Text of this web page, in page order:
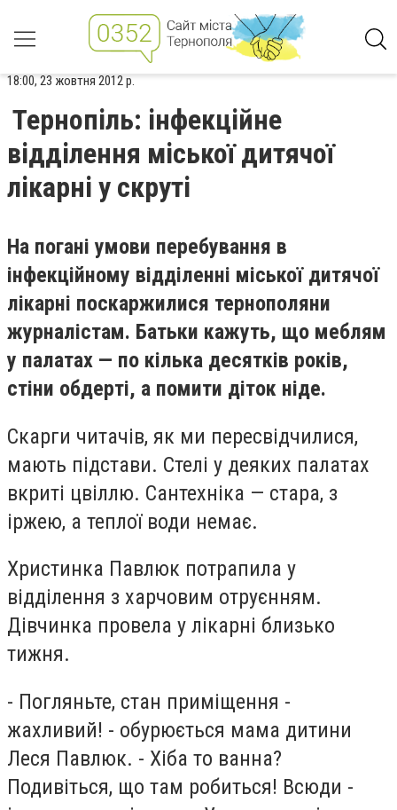
18:00, 23 жовтня 2012 р.
Тернопіль: інфекційне
відділення міської дитячої
лікарні у скруті
На погані умови перебування в
інфекційному відділенні міської дитячої
лікарні поскаржилися тернополяни
журналістам. Батьки кажуть, що меблям
у палатах — по кілька десятків років,
стіни обдерті, а помити діток ніде.
Скарги читачів, як ми пересвідчилися,
мають підстави. Стелі у деяких палатах
вкриті цвіллю. Сантехніка — стара, з
іржею, а теплої води немає.
Христинка Павлюк потрапила у
відділення з харчовим отруєнням.
Дівчинка провела у лікарні близько
тижня.
- Погляньте, стан приміщення -
жахливий! - обурюється мама дитини
Леся Павлюк. - Хіба то ванна?
Подивіться, що там робиться! Всюди -